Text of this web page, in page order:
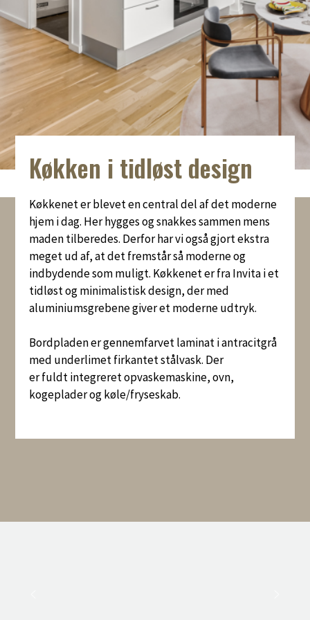
Køkken i tidløst design
Køkkenet er blevet en central del af det moderne
hjem i dag. Her hygges og snakkes sammen mens
maden tilberedes. Derfor har vi også gjort ekstra
meget ud af, at det fremstår så moderne og
indbydende som muligt. Køkkenet er fra Invita i et
tidløst og minimalistisk design, der med
aluminiumsgrebene giver et moderne udtryk.
Bordpladen er gennemfarvet laminat i antracitgrå
med underlimet firkantet stålvask. Der
er fuldt integreret opvaskemaskine, ovn,
kogeplader og køle/fryseskab.